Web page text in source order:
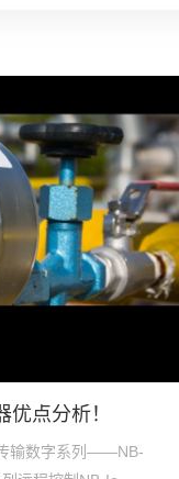
点分析！
输数字系列——NB-